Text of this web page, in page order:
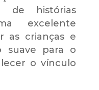
histórias
excelente
as crianças e
suave para o
o vínculo